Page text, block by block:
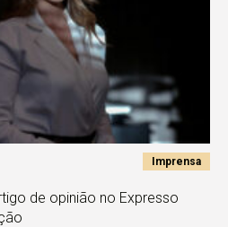
Imprensa
de opinião no Expresso